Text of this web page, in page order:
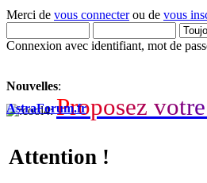
Merci de vous connecterou de vous
Connexion avec identifiant, mot de
Nouvelles:
Proposez votre
AstraForum.fr
Attention !